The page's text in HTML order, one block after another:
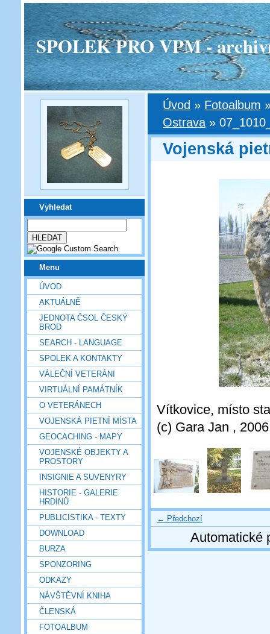
SPOLEK PRO VPM -
Vyhledat
Menu
ÚVOD
AKTUÁLNĚ
JEDNOTA ČSOL ČESKÝ
BROD
SEARCH - LANGUAGE
SPOLEK A KONTAKTY
VÁLEČNÍ VETERÁNI
VIRTUÁLNÍ PAMÁTNÍK
O VETERÁNECH
VOJENSKÁ PIETNÍ MÍSTA
GEOCACHING - MAPY
VOJENSKÉ OBJEKTY A
PROSTORY
INSIGNIE A SUVENYRY
HISTORIE - GALERIE
HRDINŮ
PUBLICISTIKA - TEXTY
DOWNLOAD
BURZA
SPONZORING
ODKAZY
NÁVŠTĚVNÍ KNIHA
ČLENSKÁ
FOTOALBUM
Úvod » Fotoalbum
Ostrava »
Vojenská
Vítkovice, místo
(c) Gara Jan , 2006
← Předchozí
Automatické